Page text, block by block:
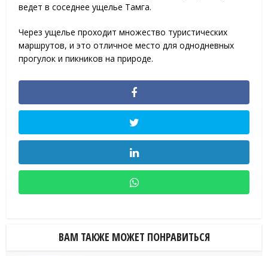
ведет в соседнее ущелье Тамга.
Через ущелье проходит множество туристических
маршрутов, и это отличное место для однодневных
прогулок и пикников на природе.
ВАМ ТАКЖЕ МОЖЕТ ПОНРАВИТЬСЯ